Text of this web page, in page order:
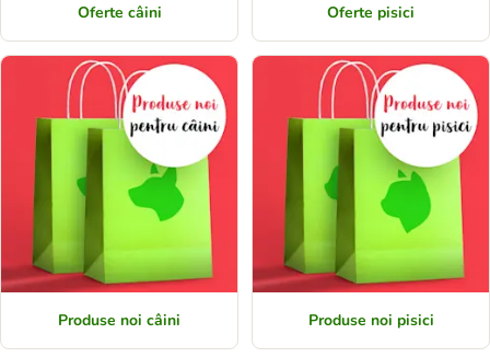
Oferte câini Oferte pisici
Produse noi câini Produse noi pisici